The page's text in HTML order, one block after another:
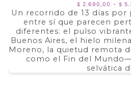
$ 2.690,00 - $
Un recorrido de 13 días por
entre sí que parecen
diferentes: el pulso
Buenos Aires, el hielo
Moreno, la quietud remota
como el Fin del
selvática